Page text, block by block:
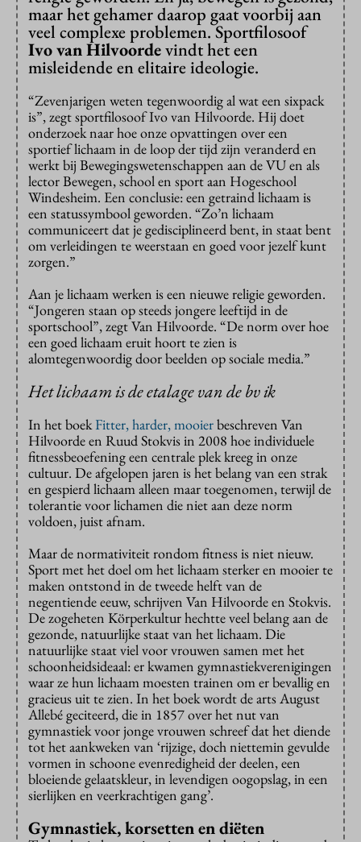
maar het gehamer daarop gaat voorbij aan
veel complexe problemen. Sportfilosoof
Ivo van Hilvoordevindt het een
misleidende en elitaire ideologie.
“Zevenjarigen weten tegenwoordig al wat een sixpack
is”, zegt sportfilosoof Ivo van Hilvoorde. Hij doet
onderzoek naar hoe onze opvattingen over een
sportief lichaam in de loop der tijd zijn veranderd en
werkt bij Bewegingswetenschappen aan de VU en als
lector Bewegen, school en sport aan Hogeschool
Windesheim. Een conclusie: een getraind lichaam is
een statussymbool geworden. “Zo’n lichaam
communiceert dat je gedisciplineerd bent, in staat bent
om verleidingen te weerstaan en goed voor jezelf kunt
zorgen.”
Aan je lichaam werken is een nieuwe religie geworden.
“Jongeren staan op steeds jongere leeftijd in de
sportschool”, zegt Van Hilvoorde. “De norm over hoe
een goed lichaam eruit hoort te zien is
alomtegenwoordig door beelden op sociale media.”
Het lichaam is de etalage van de bv ik
In het boekFitter, harder, mooierbeschreven Van
Hilvoorde en Ruud Stokvis in 2008 hoe individuele
fitnessbeoefening een centrale plek kreeg in onze
cultuur. De afgelopen jaren is het belang van een strak
en gespierd lichaam alleen maar toegenomen, terwijl de
tolerantie voor lichamen die niet aan deze norm
voldoen, juist afnam.
Maar de normativiteit rondom fitness is niet nieuw.
Sport met het doel om het lichaam sterker en mooier te
maken ontstond in de tweede helft van de
negentiende eeuw, schrijven Van Hilvoorde en Stokvis.
De zogeheten Körperkultur hechtte veel belang aan de
gezonde, natuurlijke staat van het lichaam. Die
natuurlijke staat viel voor vrouwen samen met het
schoonheidsideaal: er kwamen gymnastiekverenigingen
waar ze hun lichaam moesten trainen om er bevallig en
gracieus uit te zien. In het boek wordt de arts August
Allebé geciteerd, die in 1857 over het nut van
gymnastiek voor jonge vrouwen schreef dat het diende
tot het aankweken van ‘rijzige, doch niettemin gevulde
vormen in schoone evenredigheid der deelen, een
bloeiende gelaatskleur, in levendigen oogopslag, in een
sierlijken en veerkrachtigen gang’.
Gymnastiek, korsetten en diëten